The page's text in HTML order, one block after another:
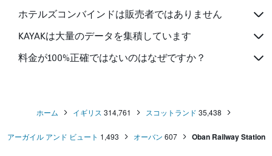
ホテルズコンバインドは販売者ではありません
KAYAKは大量のデータを集積しています
料金が100%正確ではないのはなぜですか？
ホーム イギリス 314,761 スコットランド 35,438
アーガイル アンド ビュート 1,493 オーバン 607 Oban Railway Station